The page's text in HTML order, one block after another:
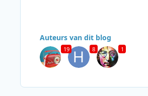
Auteurs van dit blog
19 8 1